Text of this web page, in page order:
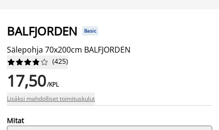
BALFJORDEN Basic
Sälepohja 70x200cm BALFJORDEN





 (425)
17,50/KPL
Lisäksi mahdolliset toimituskulut
Mitat